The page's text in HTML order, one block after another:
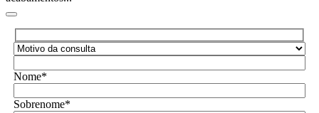
Nome*
Sobrenome*